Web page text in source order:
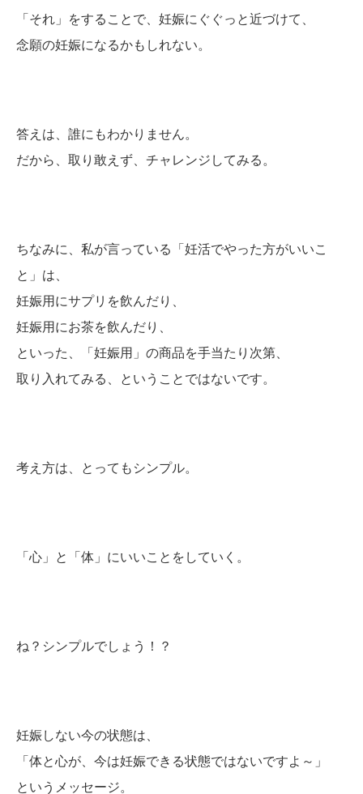
「それ」をすることで、妊娠にぐぐっと近づけて、
念願の妊娠になるかもしれない。
答えは、誰にもわかりません。
だから、取り敢えず、チャレンジしてみる。
ちなみに、私が言っている「妊活でやった方がいいこ
と」は、
妊娠用にサプリを飲んだり、
妊娠用にお茶を飲んだり、
といった、「妊娠用」の商品を手当たり次第、
取り入れてみる、ということではないです。
考え方は、とってもシンプル。
「心」と「体」にいいことをしていく。
ね？シンプルでしょう！？
妊娠しない今の状態は、
「体と心が、今は妊娠できる状態ではないですよ～」
というメッセージ。